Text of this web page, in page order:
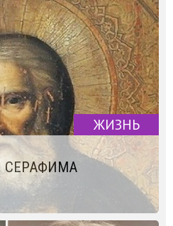
ЖИЗНЬ
СЕРАФИМА